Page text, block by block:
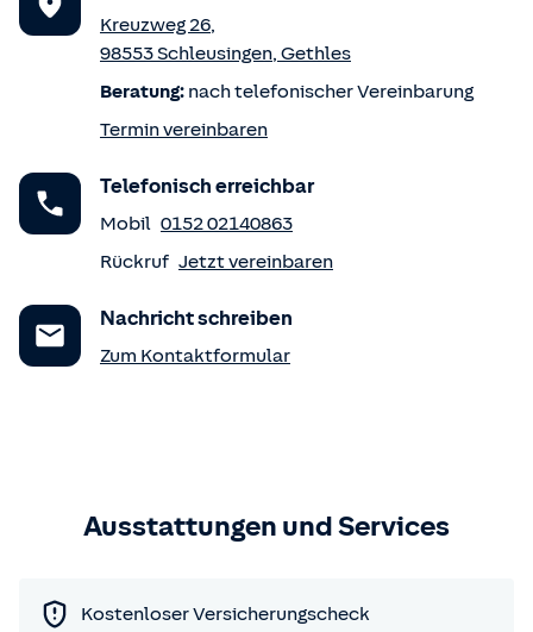
Kreuzweg 26,
98553Schleusingen, Gethles
Beratung: nach telefonischer Vereinbarung
Termin vereinbaren
Telefonisch erreichbar
Mobil 0152 02140863
Rückruf Jetzt vereinbaren
Nachricht schreiben
Zum Kontaktformular
Ausstattungen und Services
Kostenloser Versicherungscheck